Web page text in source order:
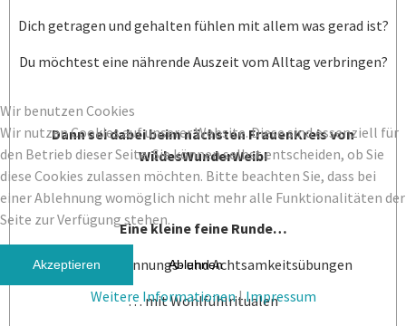
Dich getragen und gehalten fühlen mit allem was gerad ist?
Du möchtest eine nährende Auszeit vom Alltag verbringen?
Dann sei dabei beim nächsten FrauenKreis von
WildesWunderWeib!
Eine kleine feine Runde…
... mit Entspannungs- und Achtsamkeitsübungen
… mit Wohlfühlritualen
Wir benutzen Cookies
Wir nutzen Cookies auf unserer Website. Diese sind essenziell für
den Betrieb dieser Seite. Sie können selbst entscheiden, ob Sie
diese Cookies zulassen möchten. Bitte beachten Sie, dass bei
einer Ablehnung womöglich nicht mehr alle Funktionalitäten der
Seite zur Verfügung stehen.
Akzeptieren Ablehnen
Weitere Informationen|Impressum